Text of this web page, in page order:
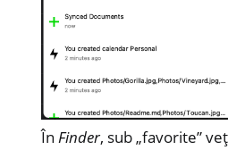
În Finder, sub „favorite”